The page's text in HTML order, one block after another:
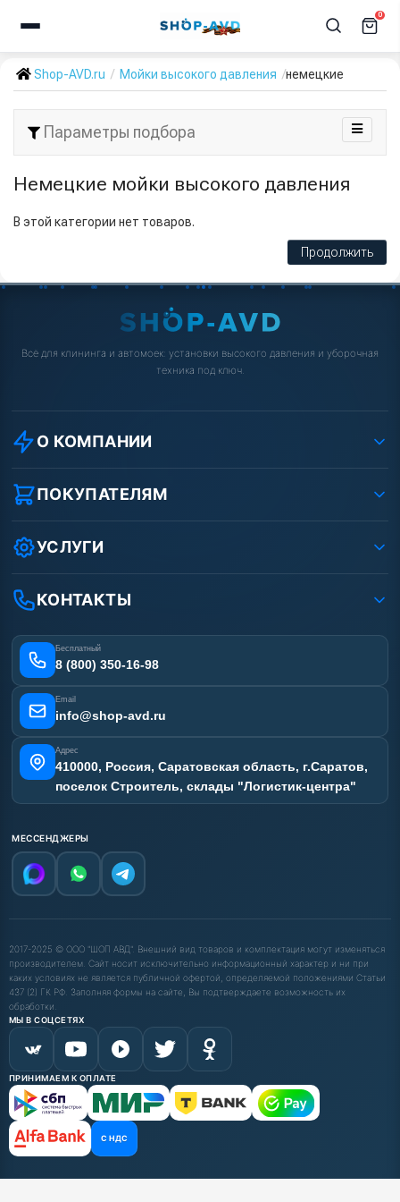
0
Shop-AVD.ru Мойки высокого давления немецкие
Параметры подбора
Немецкие мойки высокого давления
В этой категории нет товаров.
Продолжить
Всё для клининга и автомоек: установки высокого давления и уборочная
техника под ключ.
О КОМПАНИИ
О компании
Реквизиты ООО «Шоп АВД»
Защита данных клиента
Условия соглашения
Вакансии
Статьи
ПОКУПАТЕЛЯМ
Как заказать?
Оплата
Доставка
Лизинг
Получить скидку
УСЛУГИ
Ремонт АВД
Сертификаты
Наши работы
Отзывы наших клиентов
Карта сайта
КОНТАКТЫ
Бесплатный
8 (800) 350-16-98
Email
info@shop-avd.ru
Адрес
410000, Россия, Саратовская область, г.Саратов,
поселок Строитель, склады "Логистик-центра"
МЕССЕНДЖЕРЫ
2017-2025 © ООО "ШОП АВД". Внешний вид товаров и комплектация могут изменяться
производителем. Сайт носит исключительно информационный характер и ни при
каких условиях не является публичной офертой, определяемой положениями Статьи
437 (2) ГК РФ. Заполняя формы на сайте, Вы подтверждаете возможность их
обработки.
МЫ В СОЦСЕТЯХ
ПРИНИМАЕМ К ОПЛАТЕ
С НДС